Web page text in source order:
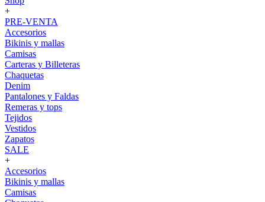
+
PRE-VENTA
Accesorios
Bikinis y mallas
Camisas
Carteras y Billeteras
Chaquetas
Denim
Pantalones y Faldas
Remeras y tops
Tejidos
Vestidos
Zapatos
SALE
+
Accesorios
Bikinis y mallas
Camisas